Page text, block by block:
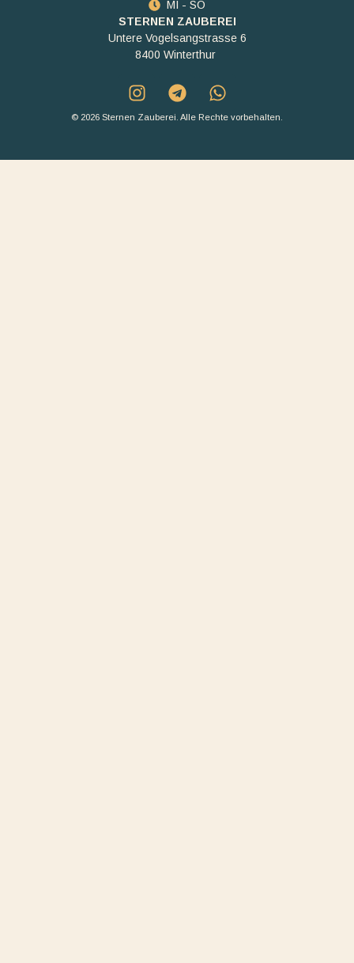
MI - SO
STERNEN ZAUBEREI
Untere Vogelsangstrasse 6
8400 Winterthur
© 2026 Sternen Zauberei. Alle Rechte vorbehalten.